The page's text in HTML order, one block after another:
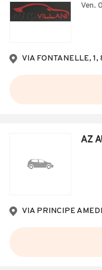
Ven.
VIA FONTANELLE,
AZ
VIA PRINCIPE